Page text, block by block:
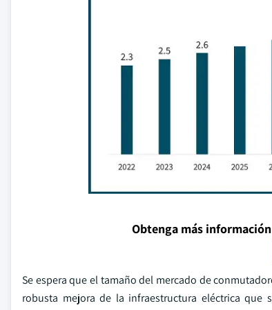
Obtenga más
Se espera que el tamaño del mercado de
robusta mejora de la infraestructura eléctrica